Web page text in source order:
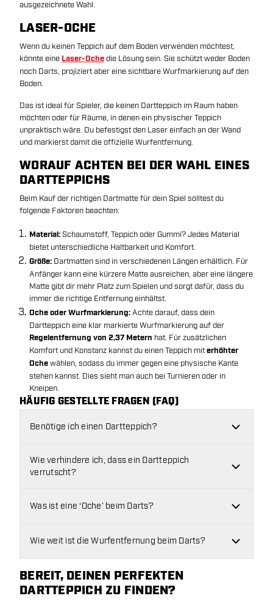
ausgezeichnete Wahl.
LASER-OCHE
Wenn du keinen Teppich auf dem Boden verwenden möchtest,
könnte eine Laser-Ochedie Lösung sein. Sie schützt weder Boden
noch Darts, projiziert aber eine sichtbare Wurfmarkierung auf den
Boden.
Das ist ideal für Spieler, die keinen Dartteppich im Raum haben
möchten oder für Räume, in denen ein physischer Teppich
unpraktisch wäre. Du befestigst den Laser einfach an der Wand
und markierst damit die offizielle Wurfentfernung.
WORAUF ACHTEN BEI DER WAHL EINES
DARTTEPPICHS
Beim Kauf der richtigen Dartmatte für dein Spiel solltest du
folgende Faktoren beachten:
Material: Schaumstoff, Teppich oder Gummi?Jedes Material
bietet unterschiedliche Haltbarkeit und Komfort.
Größe: Dartmatten sind in verschiedenen Längen erhältlich. Für
Anfänger kann eine kürzere Matte ausreichen, aber eine längere
Matte gibt dir mehr Platz zum Spielen und sorgt dafür, dass du
immer die richtige Entfernung einhältst.
Oche oder Wurfmarkierung:Achte darauf, dass dein
Dartteppich eine klar markierte Wurfmarkierung auf der
Regelentfernung von 2,37 Metern hat. Für zusätzlichen
Komfort und Konstanz kannst du einen Teppich miterhöhter
Ochewählen, sodass du immer gegen eine physische Kante
stehen kannst. Dies sieht man auch bei Turnieren oder in
Kneipen.
HÄUFIG GESTELLTE FRAGEN (FAQ)
Benötige ich einen Dartteppich?
Wie verhindere ich, dass ein Dartteppich
verrutscht?
Was ist eine ‘Oche’ beim Darts?
Wie weit ist die Wurfentfernung beim Darts?
BEREIT, DEINEN PERFEKTEN
DARTTEPPICH ZU FINDEN?